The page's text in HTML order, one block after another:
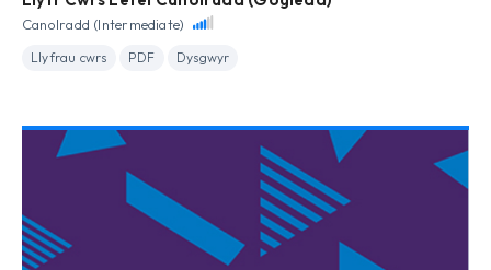
Canolradd (Intermediate)
Llyfrau cwrs PDF Dysgwyr